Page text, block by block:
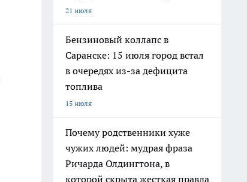
21 июля
Бензиновый коллапс в
Саранске: 15 июля город встал
в очередях из-за дефицита
топлива
15 июля
Почему родственники хуже
чужих людей: мудрая фраза
Ричарда Олдингтона, в
которой скрыта жесткая правда